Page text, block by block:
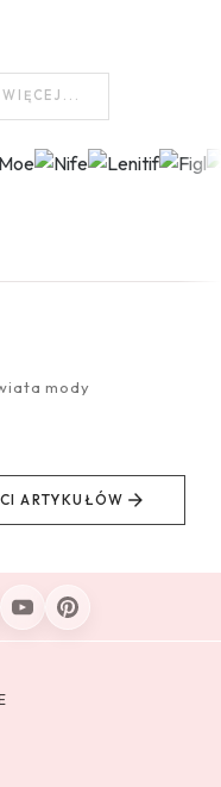
WIĘCEJ...
mody
ARTYKUŁÓW